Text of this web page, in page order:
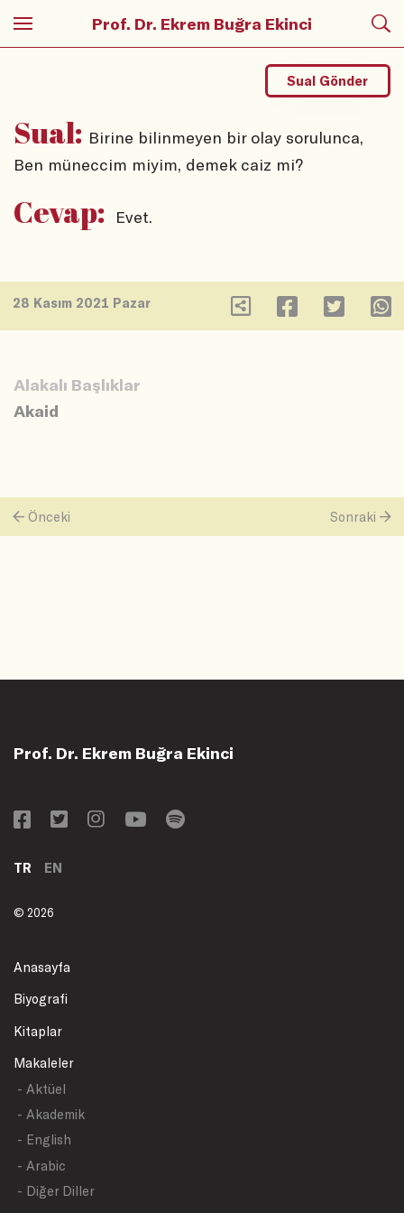
Prof. Dr. Ekrem Buğra Ekinci
Sual: Birine bilinmeyen bir olay sorulunca,
Ben müneccim miyim, demek caiz mi?
Sual Gönder
Cevap: Evet.
28 Kasım 2021 Pazar
Alakalı Başlıklar
Akaid
Önceki Sonraki
Prof. Dr. Ekrem Buğra Ekinci
TR EN
© 2026
Anasayfa
Biyografi
Kitaplar
Makaleler
- Aktüel
- Akademik
- English
- Arabic
- Diğer Diller